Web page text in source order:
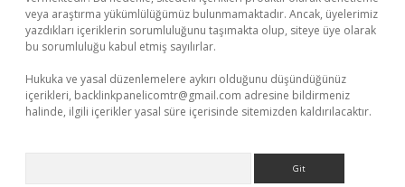
veya araştırma yükümlülüğümüz bulunmamaktadır. Ancak, üyelerimiz
yazdıkları içeriklerin sorumluluğunu taşımakta olup, siteye üye olarak
bu sorumluluğu kabul etmiş sayılırlar.
Hukuka ve yasal düzenlemelere aykırı olduğunu düşündüğünüz
içerikleri, backlinkpanelicomtr@gmail.com adresine bildirmeniz
halinde, ilgili içerikler yasal süre içerisinde sitemizden kaldırılacaktır.